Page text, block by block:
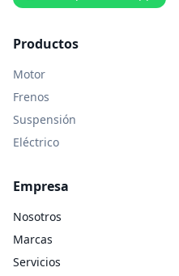
Productos
Motor
Frenos
Suspensión
Eléctrico
Empresa
Nosotros
Marcas
Servicios